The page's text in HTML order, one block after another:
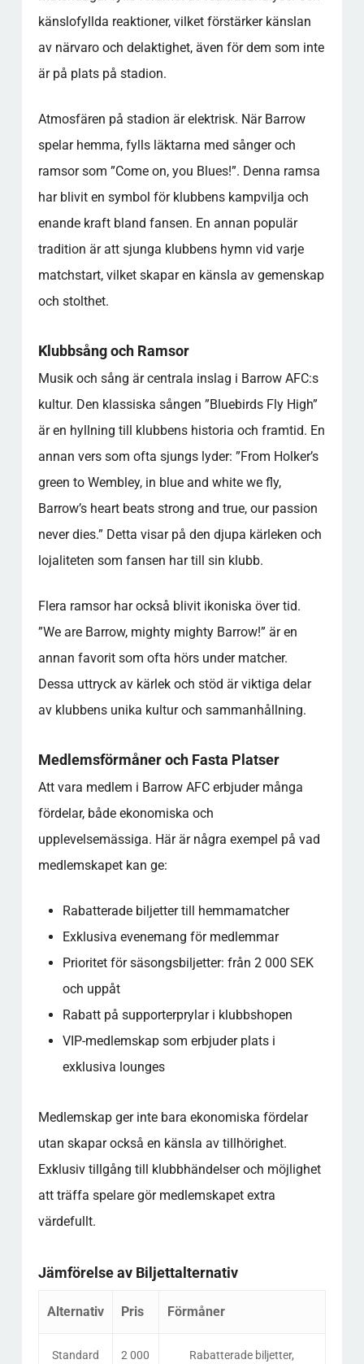
känslofyllda reaktioner, vilket förstärker känslan
av närvaro och delaktighet, även för dem som inte
är på plats på stadion.
Atmosfären på stadion är elektrisk. När Barrow
spelar hemma, fylls läktarna med sånger och
ramsor som ”Come on, you Blues!”. Denna ramsa
har blivit en symbol för klubbens kampvilja och
enande kraft bland fansen. En annan populär
tradition är att sjunga klubbens hymn vid varje
matchstart, vilket skapar en känsla av gemenskap
och stolthet.
Klubbsång och Ramsor
Musik och sång är centrala inslag i Barrow AFC:s
kultur. Den klassiska sången ”Bluebirds Fly High”
är en hyllning till klubbens historia och framtid. En
annan vers som ofta sjungs lyder: ”From Holker’s
green to Wembley, in blue and white we fly,
Barrow’s heart beats strong and true, our passion
never dies.” Detta visar på den djupa kärleken och
lojaliteten som fansen har till sin klubb.
Flera ramsor har också blivit ikoniska över tid.
”We are Barrow, mighty mighty Barrow!” är en
annan favorit som ofta hörs under matcher.
Dessa uttryck av kärlek och stöd är viktiga delar
av klubbens unika kultur och sammanhållning.
Medlemsförmåner och Fasta Platser
Att vara medlem i Barrow AFC erbjuder många
fördelar, både ekonomiska och
upplevelsemässiga. Här är några exempel på vad
medlemskapet kan ge:
Rabatterade biljetter till hemmamatcher
Exklusiva evenemang för medlemmar
Prioritet för säsongsbiljetter: från 2 000 SEK
och uppåt
Rabatt på supporterprylar i klubbshopen
VIP-medlemskap som erbjuder plats i
exklusiva lounges
Medlemskap ger inte bara ekonomiska fördelar
utan skapar också en känsla av tillhörighet.
Exklusiv tillgång till klubbhändelser och möjlighet
att träffa spelare gör medlemskapet extra
värdefullt.
Jämförelse av Biljettalternativ
Alternativ Pris Förmåner
Standard 2 000 Rabatterade biljetter,